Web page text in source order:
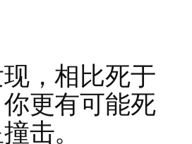
，相比死于
更有可能死
击。